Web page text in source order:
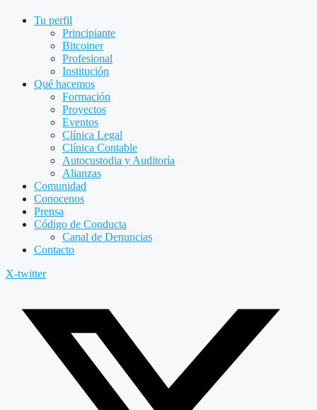
Tu perfil
Principiante
Bitcoiner
Profesional
Institución
Qué hacemos
Formación
Proyectos
Eventos
Clínica Legal
Clínica Contable
Autocustodia y Auditoría
Alianzas
Comunidad
Conocenos
Prensa
Código de Conducta
Canal de Denuncias
Contacto
X-twitter